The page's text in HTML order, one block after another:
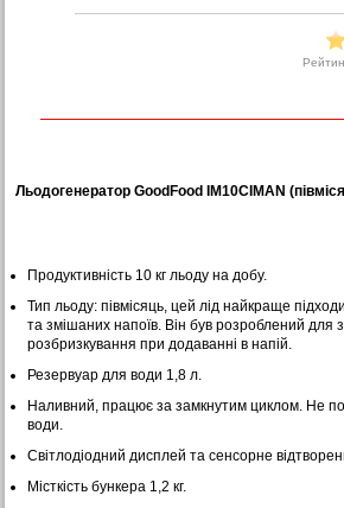
Льодогенератор GoodFood IM10CIMAN
Продуктивність 10 кг льоду на добу.
Тип льоду: півмісяць, цей лід найкраще
та змішаних напоїв. Він був розроблений для
розбризкування при додаванні в напій.
Резервуар для води 1,8 л.
Наливний, працює за замкнутим циклом. Не
води.
Світлодіодний дисплей та сенсорне
Місткість бункера 1,2 кг.